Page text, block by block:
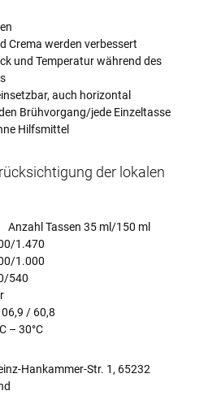
Crema werden verbessert
und Temperatur während des
auch horizontal
Brühvorgang/jede Einzeltasse
Hilfsmittel
der lokalen
Tassen 35 ml/150 ml
1.470
1.000
540
/ 60,8
– 30°C
Hankammer-Str. 1, 65232